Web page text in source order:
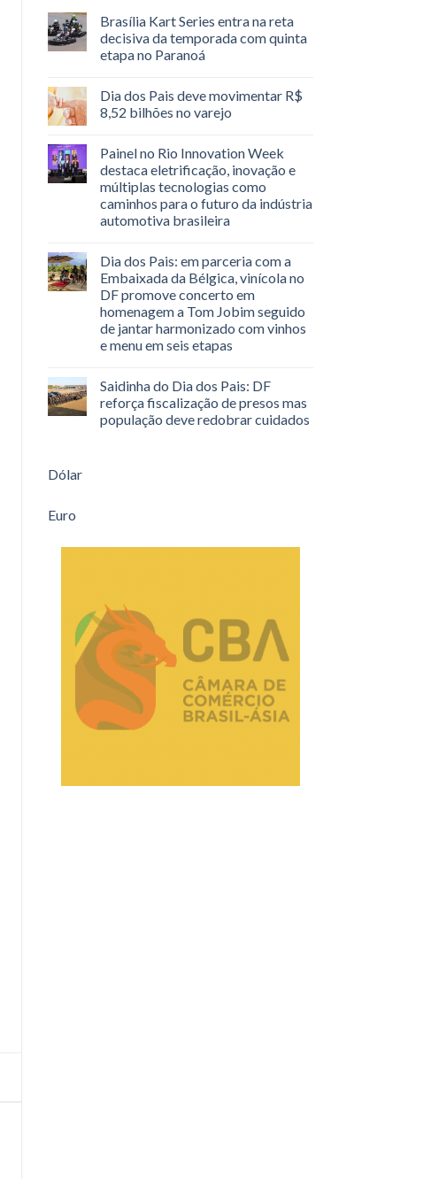
Brasília Kart Series entra na reta
decisiva da temporada com quinta
etapa no Paranoá
Dia dos Pais deve movimentar R$
8,52 bilhões no varejo
Painel no Rio Innovation Week
destaca eletrificação, inovação e
múltiplas tecnologias como
caminhos para o futuro da indústria
automotiva brasileira
Dia dos Pais: em parceria com a
Embaixada da Bélgica, vinícola no
DF promove concerto em
homenagem a Tom Jobim seguido
de jantar harmonizado com vinhos
e menu em seis etapas
Saidinha do Dia dos Pais: DF
reforça fiscalização de presos mas
população deve redobrar cuidados
Dólar
Euro